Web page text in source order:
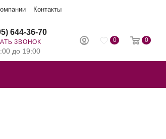
Контакты
0 0
644-36-70
ЗВОНОК
до 19:00